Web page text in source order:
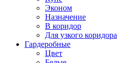
Эконом
Назначение
В коридор
Для узкого коридора
Гардеробные
Цвет